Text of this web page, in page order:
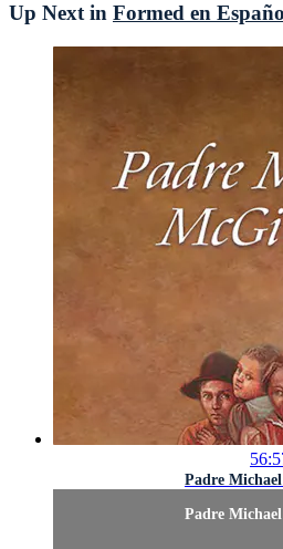
Up Next in Formed en
Padre
Padre